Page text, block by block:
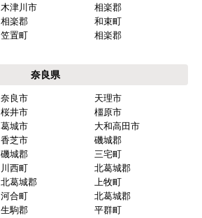
木津川市
相楽郡
相楽郡
和束町
笠置町
相楽郡
奈良県
奈良市
天理市
桜井市
橿原市
葛城市
大和高田市
香芝市
磯城郡
磯城郡
三宅町
川西町
北葛城郡
北葛城郡
上牧町
河合町
北葛城郡
生駒郡
平群町